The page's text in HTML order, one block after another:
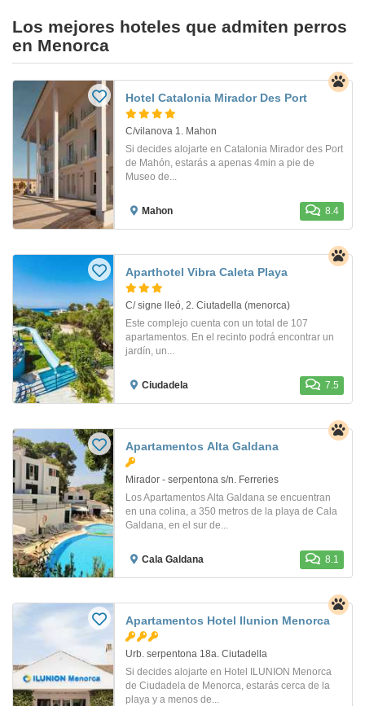
Los mejores hoteles que admiten perros
en Menorca
Hotel Catalonia Mirador Des Port
C/vilanova 1. Mahon
Si decides alojarte en Catalonia Mirador des Port
de Mahón, estarás a apenas 4min a pie de
Museo de...
Mahon 8.4
Aparthotel Vibra Caleta Playa
C/ signe lleó, 2. Ciutadella (menorca)
Este complejo cuenta con un total de 107
apartamentos. En el recinto podrá encontrar un
jardín, un...
Ciudadela 7.5
Apartamentos Alta Galdana
Mirador - serpentona s/n. Ferreries
Los Apartamentos Alta Galdana se encuentran
en una colina, a 350 metros de la playa de Cala
Galdana, en el sur de...
Cala Galdana 8.1
Apartamentos Hotel Ilunion Menorca
Urb. serpentona 18a. Ciutadella
Si decides alojarte en Hotel ILUNION Menorca
de Ciudadela de Menorca, estarás cerca de la
playa y a menos de...